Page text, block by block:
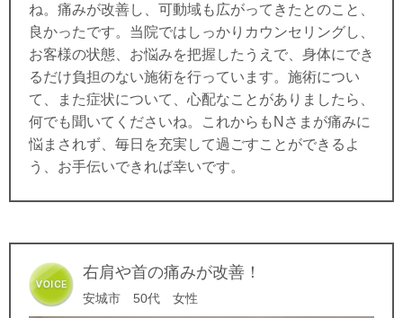
ね。痛みが改善し、可動域も広がってきたとのこと、
良かったです。当院ではしっかりカウンセリングし、
お客様の状態、お悩みを把握したうえで、身体にでき
るだけ負担のない施術を行っています。施術につい
て、また症状について、心配なことがありましたら、
何でも聞いてくださいね。これからもNさまが痛みに
悩まされず、毎日を充実して過ごすことができるよ
う、お手伝いできれば幸いです。
右肩や首の痛みが改善！
安城市 50代 女性